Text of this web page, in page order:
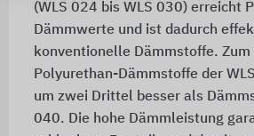
(WLS 024 bis WLS 030) erreicht
Dämmwerte und ist dadurch
konventionelle Dämmstoffe. Zum
Polyurethan-Dämmstoffe der
um zwei Drittel besser als
040. Die hohe Dämmleistung